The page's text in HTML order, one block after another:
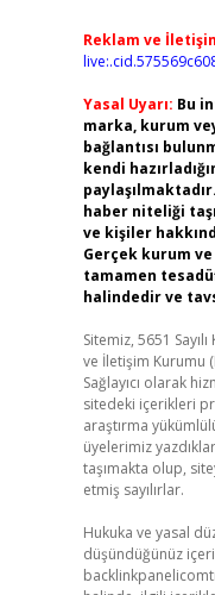
Reklam ve
Yasal Uyarı: Bu
marka, kurum
bağlantısı
kendi
haber niteliği
ve kişiler
Gerçek kurum
tamamen
halindedir ve
Sitemiz, 5651
ve İletişim Kurumu
Sağlayıcı olarak
sitedeki içerikleri
araştırma
üyelerimiz
taşımakta olup,
etmiş sayılırlar.
Hukuka ve yasal
düşündüğünüz